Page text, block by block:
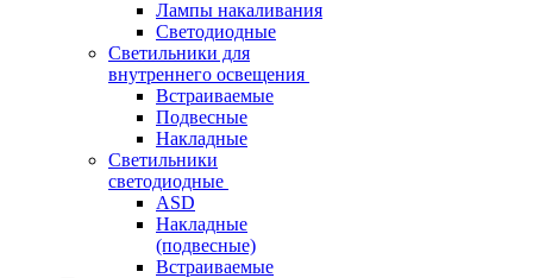
Лампы накаливания
Светодиодные
Светильники для
внутреннего освещения
Встраиваемые
Подвесные
Накладные
Светильники
светодиодные
ASD
Накладные
(подвесные)
Встраиваемые